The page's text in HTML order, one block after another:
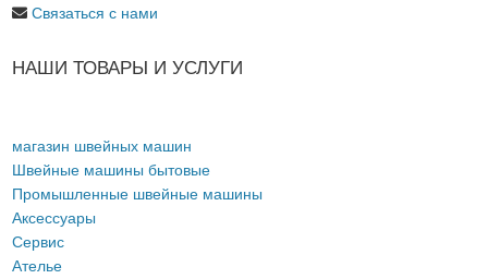
Связаться с нами
НАШИ ТОВАРЫ И УСЛУГИ
магазин швейных машин
Швейные машины бытовые
Промышленные швейные машины
Аксессуары
Сервис
Ателье